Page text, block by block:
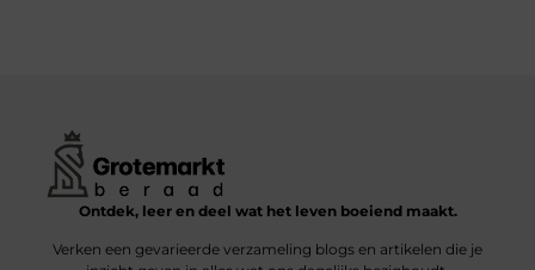
Ontdek, leer en deel wat het leven boeiend maakt.
Verken een gevarieerde verzameling blogs en artikelen die je